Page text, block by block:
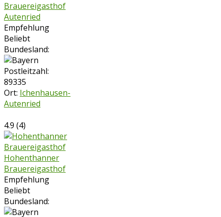
Brauereigasthof
Autenried
Empfehlung
Beliebt
Bundesland:
Postleitzahl:
89335
Ort: Ichenhausen-
Autenried
4.9 (4)
Hohenthanner
Brauereigasthof
Empfehlung
Beliebt
Bundesland: